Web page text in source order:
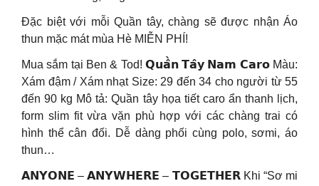
Đặc biệt với mỗi Quần tây, chàng sẽ được nhận Áo
thun mặc mát mùa Hè MIỄN PHÍ!
Mua sắm tại Ben & Tod! 𝗤𝘂𝗮̂̀𝗻 𝗧𝗮̂𝘆 𝗡𝗮𝗺 𝗖𝗮𝗿𝗼 Màu:
Xám đậm / Xám nhạt Size: 29 đến 34 cho người từ 55
đến 90 kg Mô tả: Quần tây họa tiết caro ẩn thanh lịch,
form slim fit vừa vặn phù hợp với các chàng trai có
hình thể cân đối. Dễ dàng phối cùng polo, sơmi, áo
thun…
𝗔𝗡𝗬𝗢𝗡𝗘 – 𝗔𝗡𝗬𝗪𝗛𝗘𝗥𝗘 – 𝗧𝗢𝗚𝗘𝗧𝗛𝗘𝗥 Khi “Sơ mi